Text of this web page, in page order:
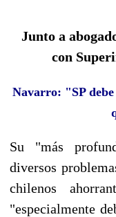
Junto a
con
Navarro: "SP debe
Su "más
diversos
chilenos
"especialmente